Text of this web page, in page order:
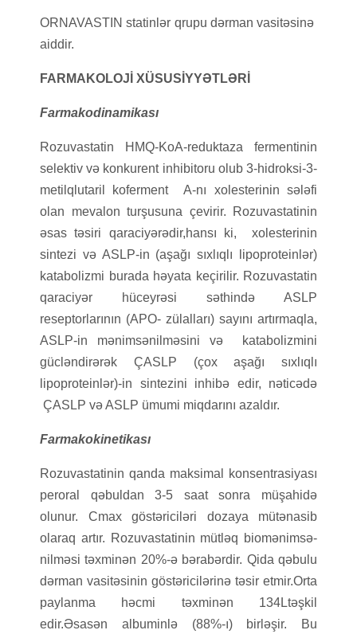
ORNAVASTIN statinlər qrupu dərman vasitəsinə
aiddir.
FARMAKOLOJİ XÜSUSİYYƏTLƏRİ
Farmakodinamikası
Rozuvastatin HMQ-KoA-reduktaza fermentinin
selektiv və konkurent inhibitoru olub 3-hidroksi-3-
metilqlutaril koferment A-nı xolesterinin sələfi
olan mevalon turşusuna çevirir. Rozuvastatinin
əsas təsiri qaraciyərədir,hansı ki, xolesterinin
sintezi və ASLP-in (aşağı sıxlıqlı lipoproteinlər)
katabolizmi burada həyata keçirilir. Rozuvastatin
qaraciyər hüceyrəsi səthində ASLP
reseptorlarının (APO- zülalları) sayını artırmaqla,
ASLP-in mənimsənilməsini və katabolizmini
gücləndirərək ÇASLP (çox aşağı sıxlıqlı
lipoproteinlər)-in sintezini inhibə edir, nəticədə
ÇASLP və ASLP ümumi miqdarını azaldır.
Farmakokinetikası
Rozuvastatinin qanda maksimal konsentrasiyası
peroral qəbuldan 3-5 saat sonra müşahidə
olunur. Cmax göstəriciləri dozaya mütənasib
olaraq artır. Rozuvastatinin mütləq biomənimsə-
nilməsi təxminən 20%-ə bərabərdir. Qida qəbulu
dərman vasitəsinin göstəricilərinə təsir etmir.Orta
paylanma həcmi təxminən 134Ltəşkil
edir.Əsasən albuminlə (88%-ı) birləşir. Bu